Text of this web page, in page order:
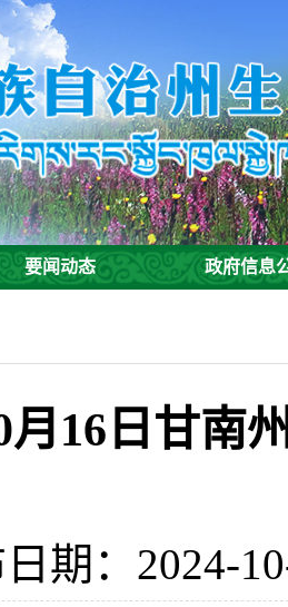
要闻动态 政府信息
月16日甘南
期：2024-